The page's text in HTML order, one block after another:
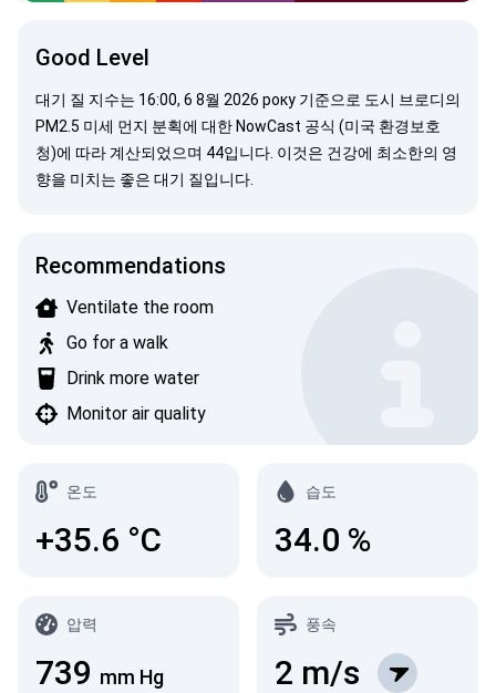
Good Level
대기 질 지수는 16:00, 6 8월 2026 року 기준으로 도시 브로디의
PM2.5 미세 먼지 분획에 대한 NowCast 공식 (미국 환경보호
청)에 따라 계산되었으며 44입니다. 이것은 건강에 최소한의 영
향을 미치는 좋은 대기 질입니다.
Recommendations
Ventilate the room
Go for a walk
Drink more water
Monitor air quality
온도
+35.6 °C
습도
34.0 %
압력
739 mm Hg
풍속
2 m/s